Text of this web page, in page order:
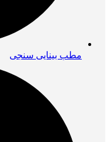
مطب بینایی سنجی